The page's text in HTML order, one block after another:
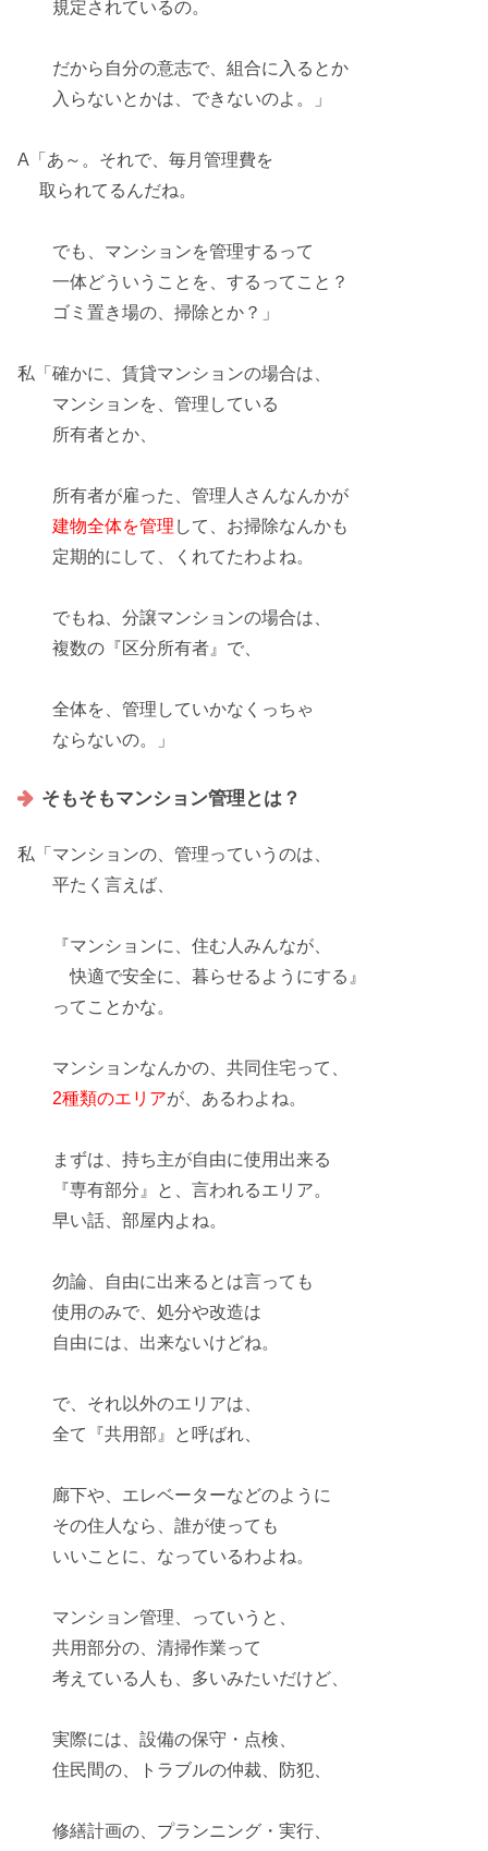
規定されているの。
だから自分の意志で、組合に入るとか
入らないとかは、できないのよ。」
A「あ～。それで、毎月 管理費を
取られてるんだね。
でも、マンションを管理するって
一体どういうことを、するってこと？
ゴミ置き場の、掃除とか？」
私「確かに、賃貸マンションの場合は、
マンションを、管理している
所有者とか、
所有者が雇った、管理人さんなんかが
建物全体を管理 して、お掃除なんかも
定期的にして、くれてたわよね。
でもね、分譲マンションの場合は、
複数の『区分所有者』で、
全体を、管理していかなくっちゃ
ならないの。」
そもそもマンション管理とは？
私「マンションの、管理っていうのは、
平たく言えば、
『マンションに、住む人みんなが、
快適で安全に、暮らせるようにする』
ってことかな。
マンションなんかの、共同住宅って、
2種類のエリアが、あるわよね。
まずは、持ち主が自由に使用出来る
『専有部分 』と、言われるエリア。
早い話、部屋内よね。
勿論、自由に出来るとは言っても
使用のみで、処分や改造は
自由には、出来ないけどね。
で、それ以外のエリアは、
全て『共用部 』と呼ばれ、
廊下や、エレベーターなどのように
その住人なら、誰が使っても
いいことに、なっているわよね。
マンション管理、っていうと、
共用部分の、清掃作業って
考えている人も、多いみたいだけど、
実際には、設備の保守・点検、
住民間の、トラブルの仲裁、防犯、
修繕計画の、プランニング・実行、